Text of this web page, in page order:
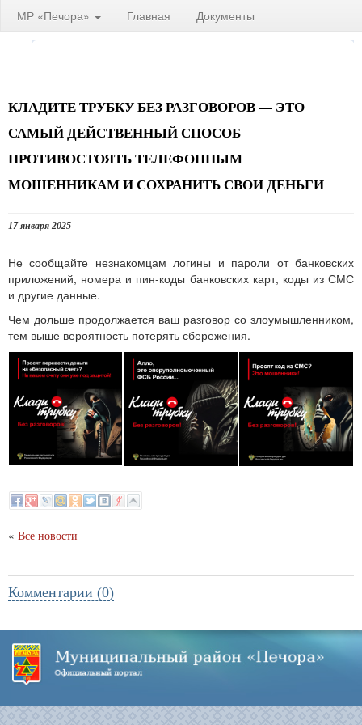
МР «Печора» Главная Документы
КЛАДИТЕ ТРУБКУ БЕЗ РАЗГОВОРОВ — ЭТО
САМЫЙ ДЕЙСТВЕННЫЙ СПОСОБ
ПРОТИВОСТОЯТЬ ТЕЛЕФОННЫМ
МОШЕННИКАМ И СОХРАНИТЬ СВОИ ДЕНЬГИ
17 января 2025
Не сообщайте незнакомцам логины и пароли от банковских
приложений, номера и пин-коды банковских карт, коды из СМС
и другие данные.
Чем дольше продолжается ваш разговор со злоумышленником,
тем выше вероятность потерять сбережения.
« Все новости
Комментарии (0)